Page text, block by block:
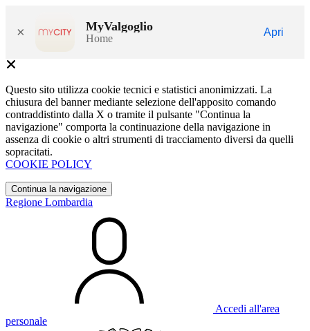
× MyValgoglio
Home
Apri
Questo sito utilizza cookie tecnici e statistici anonimizzati. La
chiusura del banner mediante selezione dell'apposito comando
contraddistinto dalla X o tramite il pulsante "Continua la
navigazione" comporta la continuazione della navigazione in
assenza di cookie o altri strumenti di tracciamento diversi da quelli
sopracitati.
COOKIE POLICY
Continua la navigazione
Regione Lombardia
Accedi all'area
personale